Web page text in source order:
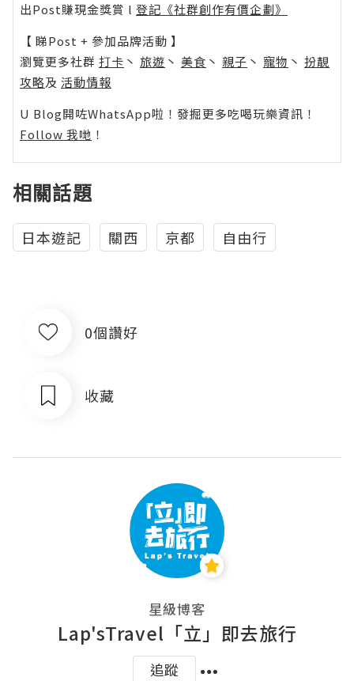
出Post賺現金獎賞 l 登記《社群創作有價企劃》
【 睇Post + 參加品牌活動 】
瀏覽更多社群 打卡 丶 旅遊 丶 美食 丶 親子 丶 寵物 丶 扮靚
攻略及 活動情報
U Blog開咗WhatsApp啦！發掘更多吃喝玩樂資訊！
Follow 我哋 ！
相關話題
日本遊記 關西 京都 自由行
0個讚好
收藏
星級博客
Lap'sTravel「立」即去旅行
追蹤